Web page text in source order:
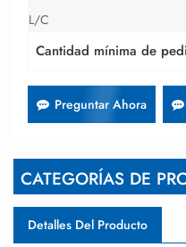
L/C
Cantidad mínima de
Preguntar Ahora
CATEGORÍAS DE
Detalles Del Producto